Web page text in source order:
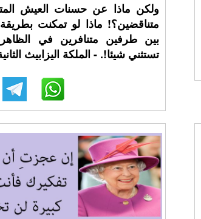
ولكن ماذا عن حسنات العيش
متناقضين؟! ماذا لو تمكنت
بين طرفين متنافرين في
تستثني شيئا!. - الملكة اليزابيث